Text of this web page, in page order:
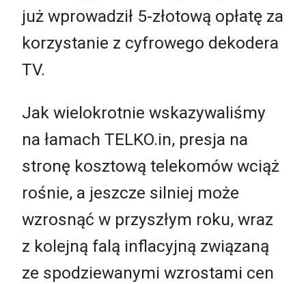
już wprowadził 5-złotową opłatę za
korzystanie z cyfrowego dekodera
TV.
Jak wielokrotnie wskazywaliśmy
na łamach TELKO.in, presja na
stronę kosztową telekomów wciąż
rośnie, a jeszcze silniej może
wzrosnąć w przyszłym roku, wraz
z kolejną falą inflacyjną związaną
ze spodziewanymi wzrostami cen